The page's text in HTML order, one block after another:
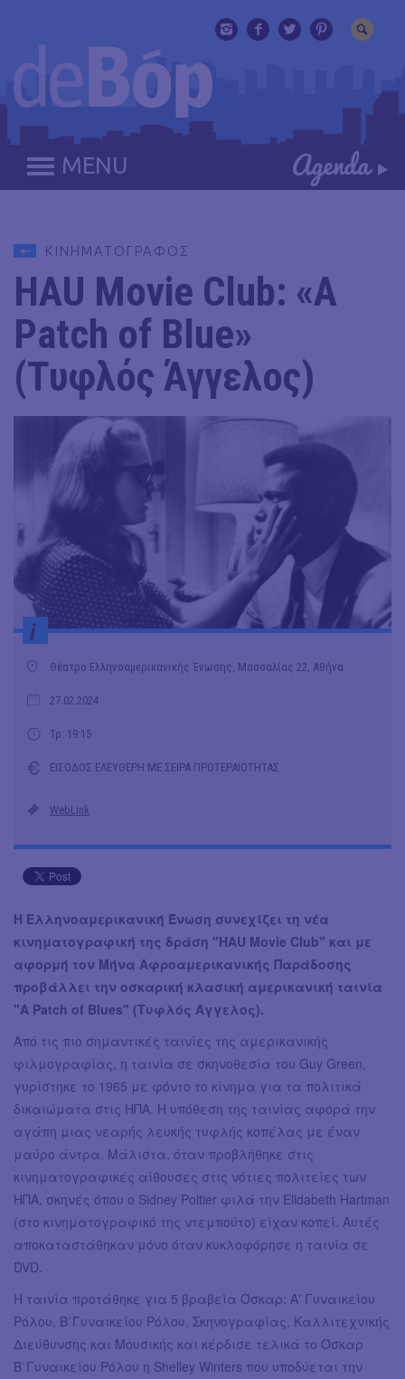
MENU
ΚΙΝΗΜΑΤΟΓΡΑΦΟΣ
HAU Movie Club: «A
Patch of Blue»
(Τυφλός Άγγελος)
i
Θέατρο Ελληνοαμερικανικής Ένωσης, Μασσαλίας 22, Αθήνα
27.02.2024
Τρ: 19:15
ΕΙΣΟΔΟΣ ΕΛΕΥΘΕΡΗ ΜΕ ΣΕΙΡΑ ΠΡΟΤΕΡΑΙΟΤΗΤΑΣ
WebLink
Η Ελληνοαμερικανική Ένωση συνεχίζει τη νέα
κινηματογραφική της δράση "HAU Movie Club" και με
αφορμή τον Μήνα Αφροαμερικανικής Παράδοσης
προβάλλει την οσκαρική κλασική αμερικανική ταινία
"A Patch of Blues" (Τυφλός Άγγελος).
Από τις πιο σημαντικές ταινίες της αμερικανικής
φιλμογραφίας, η ταινία σε σκηνοθεσία του Guy Green,
γυρίστηκε το 1965 με φόντο το κίνημα για τα πολιτικά
δικαιώματα στις ΗΠΑ. Η υπόθεση της ταινίας αφορά την
αγάπη μιας νεαρής λευκής τυφλής κοπέλας με έναν
μαύρο άντρα. Μάλιστα, όταν προβλήθηκε στις
κινηματογραφικές αίθουσες στις νότιες πολιτείες των
ΗΠΑ, σκηνές όπου ο Sidney Poitier φιλά την Elidabeth Hartman
(στο κινηματογραφικό της ντεμπούτο) είχαν κοπεί. Αυτές
αποκαταστάθηκαν μόνο όταν κυκλοφόρησε η ταινία σε
DVD.
Η ταινία προτάθηκε για 5 βραβεία Όσκαρ: Α' Γυναικείου
Ρόλου, Β΄Γυναικείου Ρόλου, Σκηνογραφίας, Καλλιτεχνικής
Διεύθυνσης και Μουσικής και κέρδισε τελικά το Όσκαρ
Β΄Γυναικείου Ρόλου η Shelley Winters που υποδύεται την